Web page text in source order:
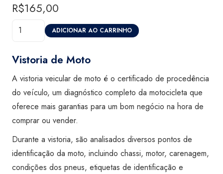
R$165,00
Vistoria
Moto
Super
Visão
Freguesia
do
Ó
quantidade
ADICIONAR AO CARRINHO
Vistoria de Moto
A vistoria veicular de moto é o certificado de procedência
do veículo, um diagnóstico completo da motocicleta que
oferece mais garantias para um bom negócio na hora de
comprar ou vender.
Durante a vistoria, são analisados diversos pontos de
identificação da moto, incluindo chassi, motor, carenagem,
condições dos pneus, etiquetas de identificação e